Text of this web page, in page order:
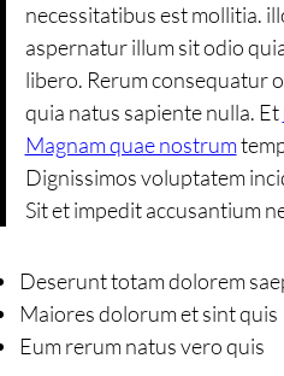
necessitatibus est mollitia.
aspernatur illum sit odio
libero. Rerum consequatur
quia natus sapiente nulla. Et
Magnam quae nostrum
Dignissimos voluptatem
Sit et impedit accusantium
Deserunt totam dolorem
Maiores dolorum et sint quis
Eum rerum natus vero quis